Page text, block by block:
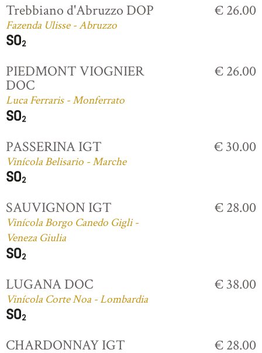
Trebbiano d'Abruzzo DOP
Fazenda Ulisse - Abruzzo
€ 26.00
PIEDMONT VIOGNIER
DOC
Luca Ferraris - Monferrato
€ 26.00
PASSERINA IGT
Vinícola Belisario - Marche
€ 30.00
SAUVIGNON IGT
Vinícola Borgo Canedo Gigli -
Veneza Giulia
€ 28.00
LUGANA DOC
Vinícola Corte Noa - Lombardia
€ 38.00
CHARDONNAY IGT € 28.00